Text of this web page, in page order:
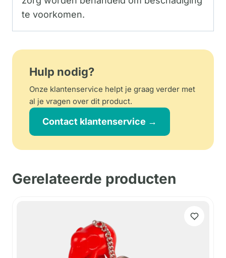
te voorkomen.
Hulp nodig?
Onze klantenservice helpt je graag verder met
al je vragen over dit product.
Contact klantenservice →
Gerelateerde producten